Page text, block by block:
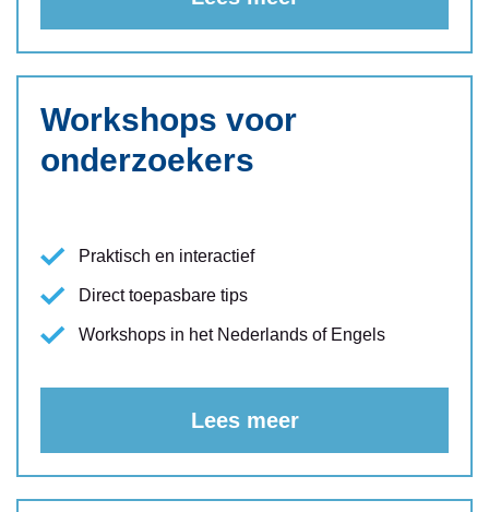
Workshops voor
onderzoekers
Praktisch en interactief
Direct toepasbare tips
Workshops in het Nederlands of Engels
Lees meer